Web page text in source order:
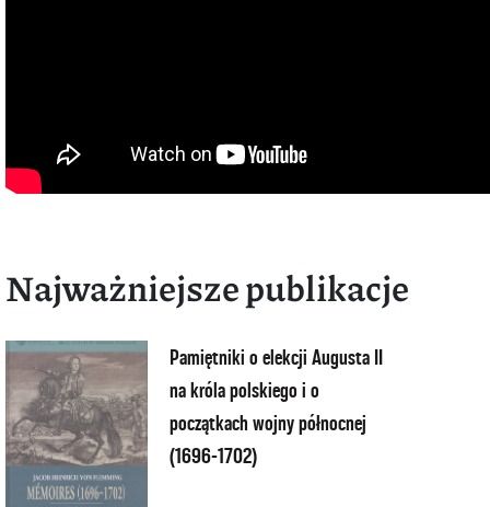
Najważniejsze publikacje
Pamiętniki o elekcji Augusta II
na króla polskiego i o
początkach wojny północnej
(1696-1702)